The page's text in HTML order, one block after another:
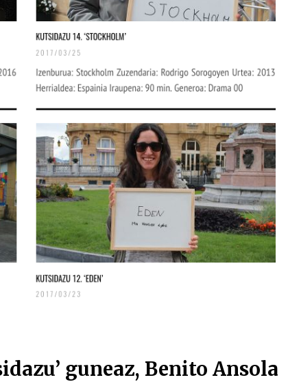
Arrosa sareko IX. topaketak!
Arrosari buruzko erreportaia
2021/07/16
Zebrabidearen denboraldi
amaiera EHZtik
2021/07/01
guneaz, Benito Ansola